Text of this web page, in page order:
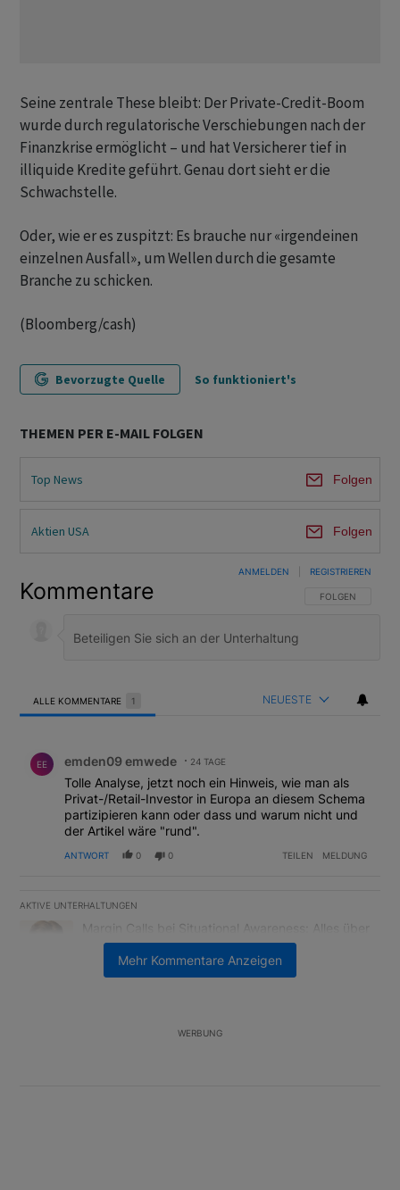
Seine zentrale These bleibt: Der Private-Credit-Boom
wurde durch regulatorische Verschiebungen nach der
Finanzkrise ermöglicht – und hat Versicherer tief in
illiquide Kredite geführt. Genau dort sieht er die
Schwachstelle.
Oder, wie er es zuspitzt: Es brauche nur «irgendeinen
einzelnen Ausfall», um Wellen durch die gesamte
Branche zu schicken.
(Bloomberg/cash)
Bevorzugte Quelle So funktioniert's
THEMEN PER E-MAIL FOLGEN
Top News Folgen
Aktien USA Folgen
Mehr Kommentare Anzeigen
Kommentare FOLGE DIESER
FOLGEN
ANMELDEN REGISTRIEREN
ALLE KOMMENTARE 1 NEUESTE
EE emden09 emwede 24 TAGE
Tolle Analyse, jetzt noch ein Hinweis, wie man als
Privat-/Retail-Investor in Europa an diesem Schema
partizipieren kann oder dass und warum nicht und
der Artikel wäre "rund".
ANTWORT 0 0 TEILEN MELDUNG
AKTIVE UNTERHALTUNGEN
Das Folgende ist eine Liste der am meisten kommentierten
Ein Trendartikel mit dem Titel "Margin Calls bei Situational
Margin Calls bei Situational Awareness: Alles über
den Retter-Deal
WERBUNG